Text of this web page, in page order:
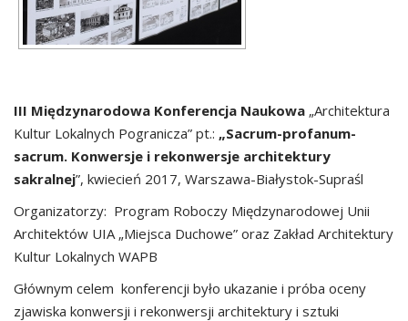
III Międzynarodowa Konferencja Naukowa „Architektura
Kultur Lokalnych Pogranicza” pt.: „Sacrum-profanum-
sacrum. Konwersje i rekonwersje architektury
sakralnej”, kwiecień 2017, Warszawa-Białystok-Supraśl
Organizatorzy: Program Roboczy Międzynarodowej Unii
Architektów UIA „Miejsca Duchowe” oraz Zakład Architektury
Kultur Lokalnych WAPB
Głównym celem konferencji było ukazanie i próba oceny
zjawiska konwersji i rekonwersji architektury i sztuki